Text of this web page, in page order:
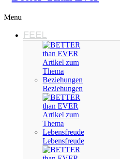
Menu
FEEL
Beziehungen
Lebensfreude